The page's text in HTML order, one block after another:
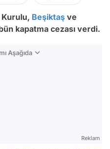
Beşiktaş ve
kapatma cezası verdi.
Aşağıda
Reklam